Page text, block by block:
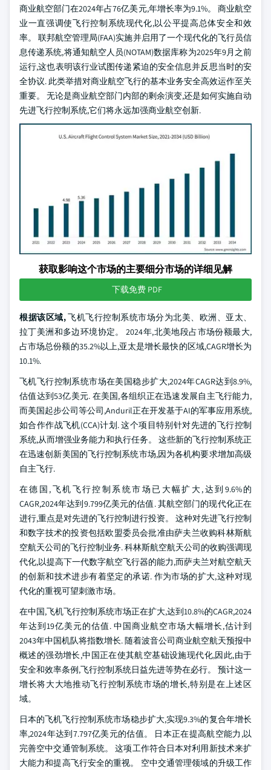
商业航空部门在2024年占76亿美元,年增长率为9.1%。 商业航空
业一直强调使飞行控制系统现代化,以公平提高总体安全和效
率。 联邦航空管理局(FAA)实施并启用了一个现代化的飞行员信
息传递系统,将通知航空人员(NOTAM)数据库称为2025年9月之前
运行,这也表明该行业试图传递紧迫的安全信息并反思当时的安
全协议. 此类举措对商业航空飞行的基本业务安全高效运作至关
重要。 无论是商业航空部门内部的剩余演变,还是如何实施自动
先进飞行控制系统,它们将永远加强商业航空创新.
获取影响这个市场的主要细分市场的详细见解
下载免费 PDF
根据该区域,飞机飞行控制系统市场分为北美、欧洲、亚太、
拉丁美洲和多边环境协定。 2024年,北美地段占市场份额最大,
占市场总份额的35.2%以上,亚太是增长最快的区域,CAGR增长为
10.1%.
飞机飞行控制系统市场在美国稳步扩大,2024年CAGR达到8.9%,
估值达到53亿美元. 在美国,各组织正在迅速发展自主飞行能力,
而美国起步公司等公司,Anduril正在开发基于AI的军事应用系统,
如合作作战飞机(CCA)计划. 这个项目特别针对先进的飞行控制
系统,从而增强业务能力和执行任务。 这些新的飞行控制系统正
在迅速创新美国的飞行控制系统市场,因为各机构要求增加高级
自主飞行.
在德国,飞机飞行控制系统市场已大幅扩大,达到9.6%的
CAGR,2024年达到9.799亿美元的估值. 其航空部门的现代化正在
进行,重点是对先进的飞行控制进行投资。 这种对先进飞行控制
和数字技术的投资包括欧盟委员会批准由萨夫兰收购科林斯航
空航天公司的飞行控制业务. 科林斯航空航天公司的收购强调现
代化,以提高下一代数字航空飞行器的能力,而萨夫兰对航空航天
的创新和技术进步有着坚定的承诺. 作为市场的扩大,这种对现
代化的重视可望刺激市场。
在中国,飞机飞行控制系统市场正在扩大,达到10.8%的CAGR,2024
年达到19亿美元的估值. 中国商业航空市场大幅增长,估计到
2043年中国机队将指数增长. 随着波音公司商业航空航天预报中
概述的强劲增长,中国正在使其航空基础设施现代化,因此,由于
安全和效率条例,飞行控制系统日益先进等势在必行。 预计这一
增长将大大地推动飞行控制系统市场的增长,特别是在上述区
域。
日本的飞机飞行控制系统市场稳步扩大,实现9.3%的复合年增长
率,2024年达到7.797亿美元的估值。 日本正在提高航空能力,以
完善空中交通管制系统。 这项工作符合日本对利用新技术来扩
大能力和提高飞行安全的重视。 空中交通管理领域的升级工作